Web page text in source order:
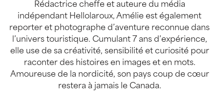
Rédactrice cheffe et auteure du média
indépendant Hellolaroux, Amélie est également
reporter et photographe d’aventure reconnue dans
l’univers touristique. Cumulant 7 ans d’expérience,
elle use de sa créativité, sensibilité et curiosité pour
raconter des histoires en images et en mots.
Amoureuse de la nordicité, son pays coup de cœur
restera à jamais le Canada.